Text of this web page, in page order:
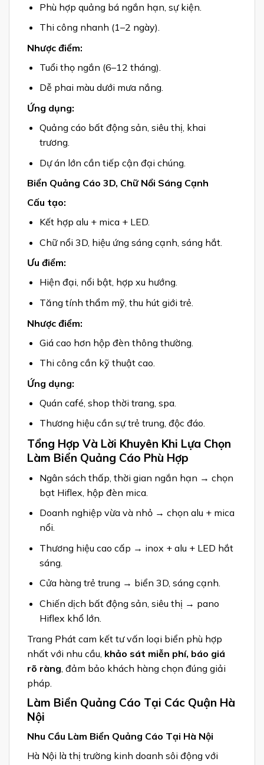
Phù hợp quảng bá ngắn hạn, sự kiện.
Thi công nhanh (1–2 ngày).
Nhược điểm:
Tuổi thọ ngắn (6–12 tháng).
Dễ phai màu dưới mưa nắng.
Ứng dụng:
Quảng cáo bất động sản, siêu thị, khai
trương.
Dự án lớn cần tiếp cận đại chúng.
Biển Quảng Cáo 3D, Chữ Nổi Sáng Cạnh
Cấu tạo:
Kết hợp alu + mica + LED.
Chữ nổi 3D, hiệu ứng sáng cạnh, sáng hắt.
Ưu điểm:
Hiện đại, nổi bật, hợp xu hướng.
Tăng tính thẩm mỹ, thu hút giới trẻ.
Nhược điểm:
Giá cao hơn hộp đèn thông thường.
Thi công cần kỹ thuật cao.
Ứng dụng:
Quán café, shop thời trang, spa.
Thương hiệu cần sự trẻ trung, độc đáo.
Tổng Hợp Và Lời Khuyên Khi Lựa Chọn
Làm Biển Quảng Cáo Phù Hợp
Ngân sách thấp, thời gian ngắn hạn → chọn
bạt Hiflex, hộp đèn mica.
Doanh nghiệp vừa và nhỏ → chọn alu + mica
nổi.
Thương hiệu cao cấp → inox + alu + LED hắt
sáng.
Cửa hàng trẻ trung → biển 3D, sáng cạnh.
Chiến dịch bất động sản, siêu thị → pano
Hiflex khổ lớn.
Trang Phát cam kết tư vấn loại biển phù hợp
nhất với nhu cầu, khảo sát miễn phí, báo giá
rõ ràng , đảm bảo khách hàng chọn đúng giải
pháp.
Làm Biển Quảng Cáo Tại Các Quận Hà
Nội
Nhu Cầu Làm Biển Quảng Cáo Tại Hà Nội
Hà Nội là thị trường kinh doanh sôi động với